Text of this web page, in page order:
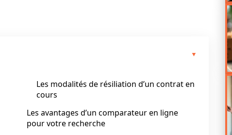
Les modalités de résiliation d’un contrat en
cours
Les avantages d’un comparateur en ligne
pour votre recherche